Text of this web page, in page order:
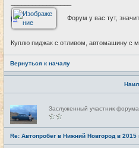
Форум у вас тут,
Куплю пиджак с отливом, автомашину с
Вернуться к началу
Н
е
в
с
е
Заслуженный участник форума
Re: Автопробег в Нижний Новгород в 2015